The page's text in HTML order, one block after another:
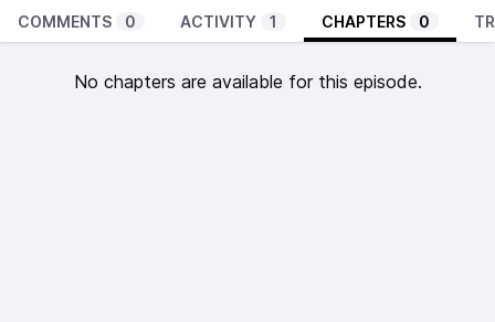
COMMENTS 0 ACTIVITY 1 CHAPTERS 0
No chapters are available for this episode.